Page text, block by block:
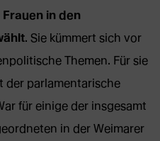
in den
. Sie kümmert sich vor
Themen. Für sie
der parlamentarische
für einige der insgesamt
in der Weimarer